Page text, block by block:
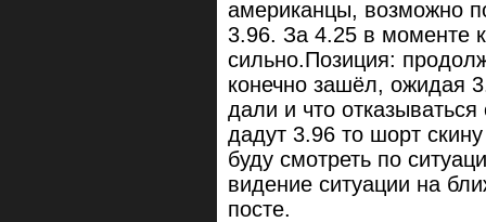
американцы, возможно
3.96. За 4.25 в моменте
сильно.Позиция:
конечно зашёл, ожидая
дали и что
дадут 3.96 то шорт
буду смотреть по
видение ситуации на
посте.